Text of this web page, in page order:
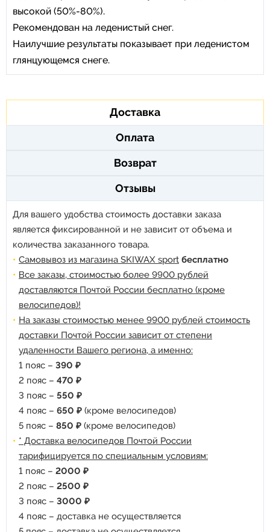
высокой (50%-80%).
Рекомендован на леденистый снег.
Наилучшие результаты показывает при леденистом
глянцующемся снеге.
Доставка
Оплата
Возврат
Отзывы
Для вашего удобства стоимость доставки заказа
является фиксированной и не зависит от объема и
количества заказанного товара.
Самовывоз из магазина SKIWAX sport бесплатно
Все заказы, стоимостью более 9900 рублей
доставляются Почтой России бесплатно (кроме
велосипедов)!
На заказы стоимостью менее 9900 рублей стоимость
доставки Почтой России зависит от степени
удаленности Вашего региона, а именно:
1 пояс – 390 ₽
2 пояс – 470 ₽
3 пояс – 550 ₽
4 пояс – 650 ₽ (кроме велосипедов)
5 пояс – 850 ₽ (кроме велосипедов)
* Доставка велосипедов Почтой России
тарифицируется по специальным условиям:
1 пояс – 2000 ₽
2 пояс – 2500 ₽
3 пояс – 3000 ₽
4 пояс – доставка не осуществляется